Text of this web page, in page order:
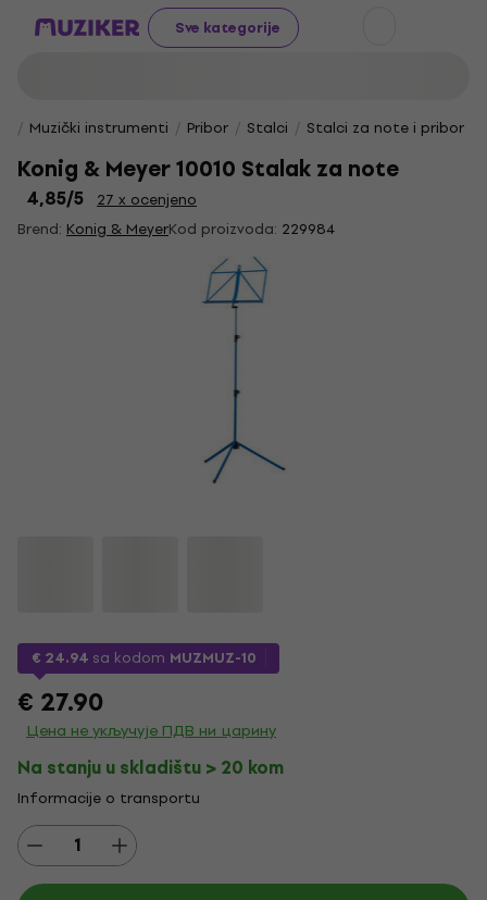
Sve kategorije
Muzički instrumenti Pribor Stalci Stalci za note i pribor
Konig & Meyer 10010 Stalak za note
4,85/5
27 x ocenjeno
Brend: Konig & MeyerKod proizvoda: 229984
€ 24.94 sa kodom MUZMUZ-10
€ 27.90
Цена не укључује ПДВ ни царину
Na stanju u skladištu > 20 kom
Informacije o transportu